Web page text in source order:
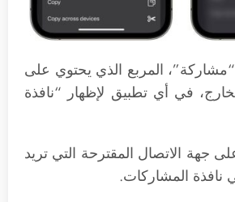
المربع الذي يحتوي على
في أي تطبيق لإظهار “نافذة
جهة الاتصال المقترحة التي تريد
نافذة المشاركات.